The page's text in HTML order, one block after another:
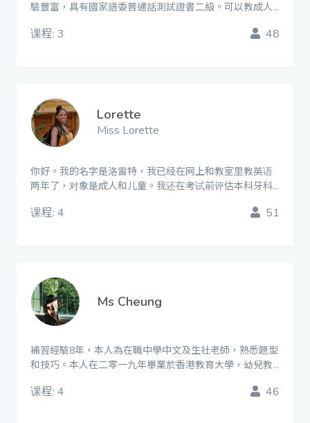
驗豐富，具有國家語委普通話測試證書二級。可以教成人
GAPSK考試等，能因應學生程度提供筆記及練習，也可以
课程: 3 48
Lorette
Miss Lorette
你好。我的名字是洛雷特，我已经在网上和教室里教英语
两年了，对象是成人和儿童。我还在考试前评估本科牙科
和鼓励我的学生充分发挥他们的潜力。 Hello，My name
a fun and positive experience, to inspire and encourage
my students to reach their full potential.
课程: 4 51
Ms Cheung
補習經驗8年，本人為在職中學中文及生社老師，熟悉題型
和技巧。本人在二零一九年畢業於香港教育大學，幼兒教
識教育課程，副修中國語文，獲取二等甲級榮譽的成績。
课程: 4 46